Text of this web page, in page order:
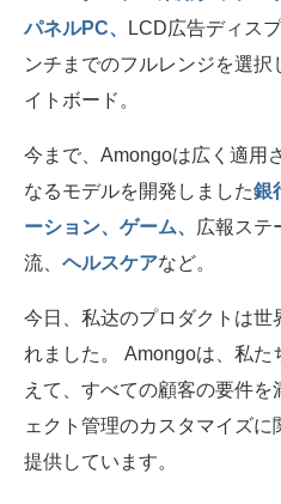
パネルPC、
LCD広告ディス
ンチまでのフルレンジを選
イトボード。
今まで、Amongoは広く適用
なるモデルを開発しました銀
ーション、ゲーム、
広報ステ
流、 ヘルスケアなど。
今日、私达のプロダクトは世
れました。 Amongoは、私
えて、すべての顧客の要件
ェクト管理のカスタマイズ
提供しています。